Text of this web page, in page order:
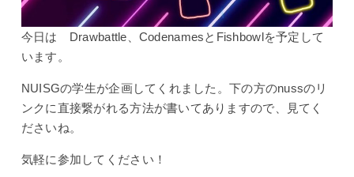
今日は Drawbattle、CodenamesとFishbowlを予定して
います。
NUISGの学生が企画してくれました。下の方のnussのリ
ンクに直接繋がれる方法が書いてありますので、見てく
ださいね。
気軽に参加してください！